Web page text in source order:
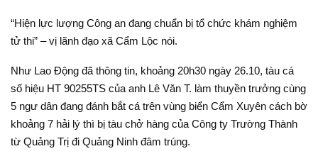
“Hiện lực lượng Công an đang chuẩn bị tổ chức khám nghiệm
tử thi” – vị lãnh đạo xã Cẩm Lộc nói.
Như Lao Động đã thông tin, khoảng 20h30 ngày 26.10, tàu cá
số hiệu HT 90255TS của anh Lê Văn T. làm thuyền trưởng cùng
5 ngư dân đang đánh bắt cá trên vùng biển Cẩm Xuyên cách bờ
khoảng 7 hải lý thì bị tàu chở hàng của Công ty Trường Thành
từ Quảng Trị đi Quảng Ninh đâm trúng.